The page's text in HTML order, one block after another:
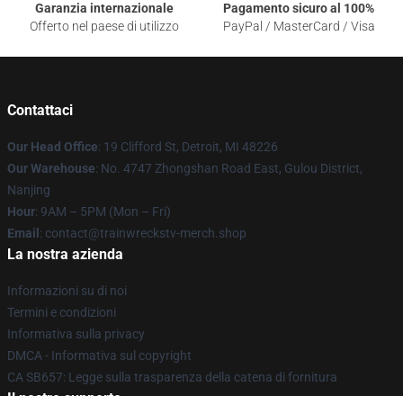
Garanzia internazionale
Offerto nel paese di utilizzo
Pagamento sicuro al 100%
PayPal / MasterCard / Visa
Contattaci
Our Head Office: 19 Clifford St, Detroit, MI 48226
Our Warehouse: No. 4747 Zhongshan Road East, Gulou District,
Nanjing
Hour: 9AM – 5PM (Mon – Fri)
Email : contact@trainwreckstv-merch.shop
La nostra azienda
Informazioni su di noi
Termini e condizioni
Informativa sulla privacy
DMCA - Informativa sul copyright
CA SB657: Legge sulla trasparenza della catena di fornitura